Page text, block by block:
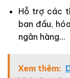
Hỗ trợ các
ban đầu,
ngân hàng…
Xem thêm: